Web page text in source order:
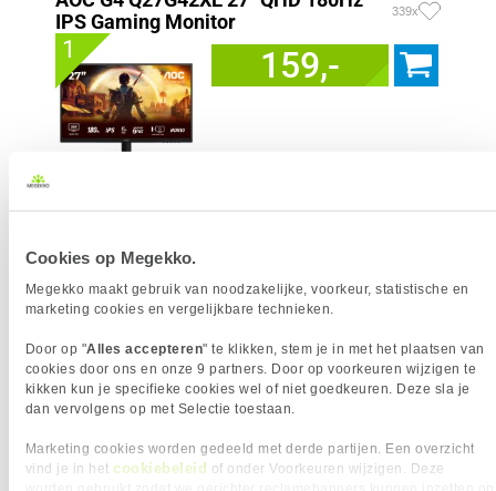
Cookies op Megekko.
Megekko maakt gebruik van noodzakelijke, voorkeur, statistische en
marketing cookies en vergelijkbare technieken.
Door op "Alles accepteren" te klikken, stem je in met het plaatsen van
cookies door ons en onze 9 partners. Door op voorkeuren wijzigen te
kikken kun je specifieke cookies wel of niet goedkeuren. Deze sla je
dan vervolgens op met Selectie toestaan.
Marketing cookies worden gedeeld met derde partijen. Een overzicht
vind je in het cookiebeleid of onder Voorkeuren wijzigen. Deze
IPS Gaming Monitor
339x
1 159,-
Resolutieklasse
Scherm Diagonaal
27.0 inch (68.6cm)
Schermverhouding
16:9
Paneel Type
IPS
HDR Type
HDR10
Reactietijd
1 ms